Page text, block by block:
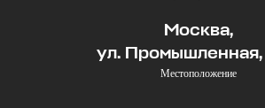
Москва,
ул. Промышленная,
Местоположение